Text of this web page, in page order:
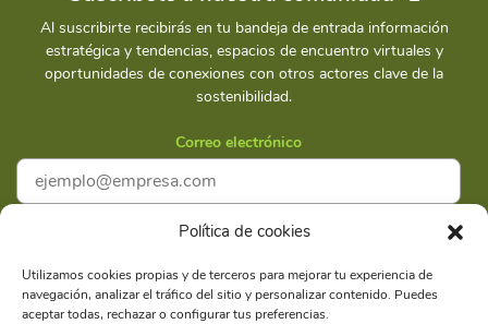
Política de cookies
Utilizamos cookies propias y de terceros para mejorar tu experiencia de
navegación, analizar el tráfico del sitio y personalizar contenido. Puedes
aceptar todas, rechazar o configurar tus preferencias.
Al suscribirte recibirás en tu bandeja de entrada información
estratégica y tendencias, espacios de encuentro virtuales y
oportunidades de conexiones con otros actores clave de la
sostenibilidad.
Correo electrónico
Suscríbete